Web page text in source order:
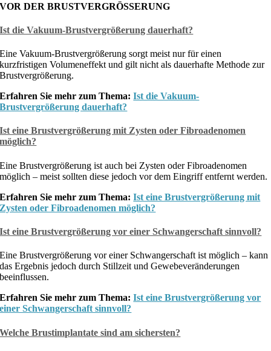
VOR DER BRUSTVERGRÖSSERUNG
Ist die Vakuum-Brustvergrößerung dauerhaft?
Eine Vakuum-Brustvergrößerung sorgt meist nur für einen
kurzfristigen Volumeneffekt und gilt nicht als dauerhafte Methode zur
Brustvergrößerung.
Erfahren Sie mehr zum Thema:Ist die Vakuum-
Brustvergrößerung dauerhaft?
Ist eine Brustvergrößerung mit Zysten oder Fibroadenomen
möglich?
Eine Brustvergrößerung ist auch bei Zysten oder Fibroadenomen
möglich – meist sollten diese jedoch vor dem Eingriff entfernt werden.
Erfahren Sie mehr zum Thema:Ist eine Brustvergrößerung mit
Zysten oder Fibroadenomen möglich?
Ist eine Brustvergrößerung vor einer Schwangerschaft sinnvoll?
Eine Brustvergrößerung vor einer Schwangerschaft ist möglich – kann
das Ergebnis jedoch durch Stillzeit und Gewebeveränderungen
beeinflussen.
Erfahren Sie mehr zum Thema:Ist eine Brustvergrößerung vor
einer Schwangerschaft sinnvoll?
Welche Brustimplantate sind am sichersten?